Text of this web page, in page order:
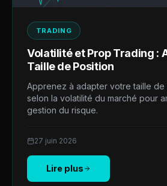
TRADING
Volatilité et Prop Trading :
Taille de Position
Apprenez à adapter votre taille de
selon la volatilité du marché pour
gestion du risque.
27 juin 2026
Lire plus